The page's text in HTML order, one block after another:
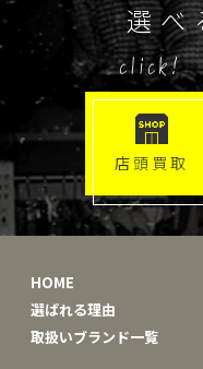
選べ
click!
店頭買取
HOME
選ばれる理由
取扱いブランド一覧